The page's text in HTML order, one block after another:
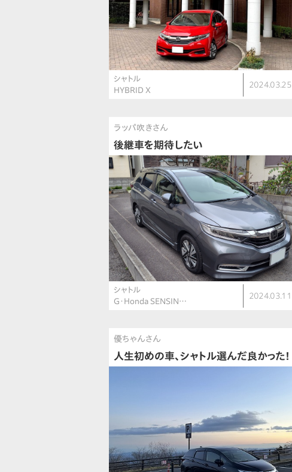
シャトル
HYBRID X
2024.03.25
ラッパ吹きさん
後継車を期待したい
シャトル
G・Honda SENSIN…
2024.03.11
優ちゃんさん
人生初めの車、シャトル選んだ良かった！